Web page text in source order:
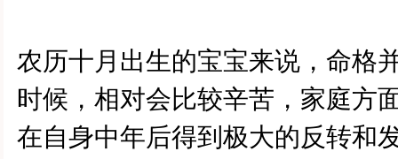
农历十月出生的宝宝来说，命格
时候，相对会比较辛苦，家庭方
在自身中年后得到极大的反转和